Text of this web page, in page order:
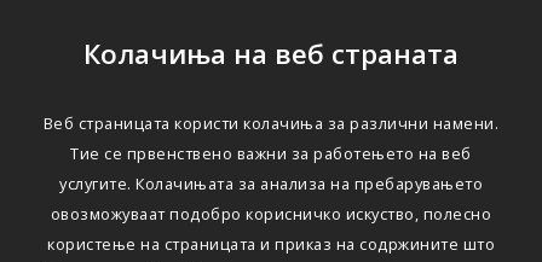
Колачиња на веб страната
Веб страницата користи колачиња за различни намени.
Тие се првенствено важни за работењето на веб
услугите. Колачињата за анализа на пребарувањето
овозможуваат подобро корисничко искуство, полесно
користење на страницата и приказ на содржините што